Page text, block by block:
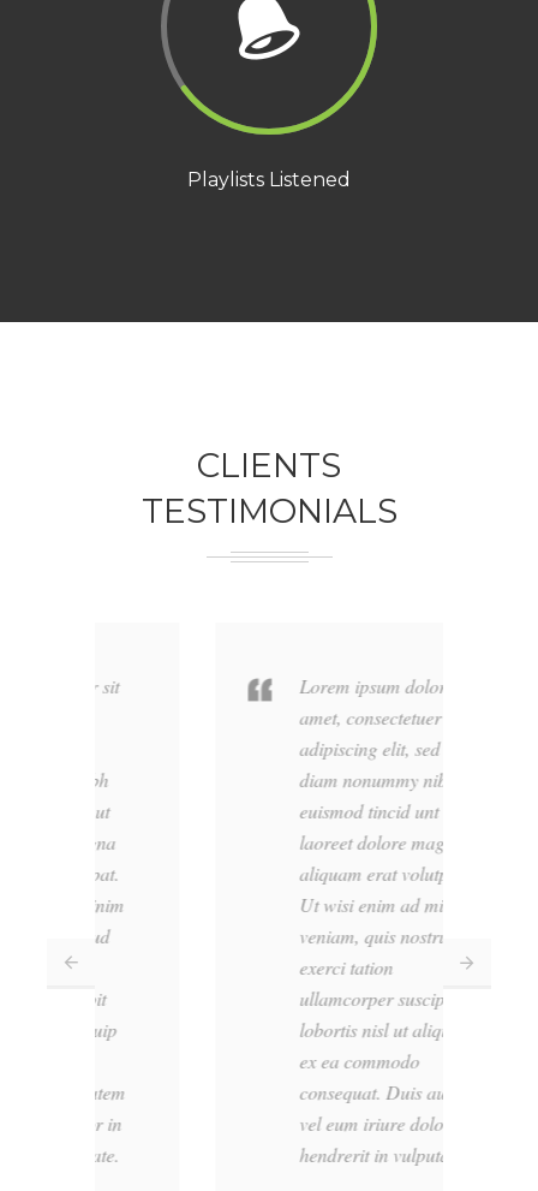
Playlists Listened
CLIENTS
TESTIMONIALS
Lorem ipsum dolor sit
amet, consectetuer
adipiscing elit, sed
diam nonummy nibh
euismod tincid unt ut
laoreet dolore magna
aliquam erat volutpat.
Ut wisi enim ad minim
veniam, quis nostrud
ullamcorper suscipit
lobortis nisl ut aliquip
ex ea commodo
consequat. Duis autem
vel eum iriure dolor in
hendrerit in vulputate.